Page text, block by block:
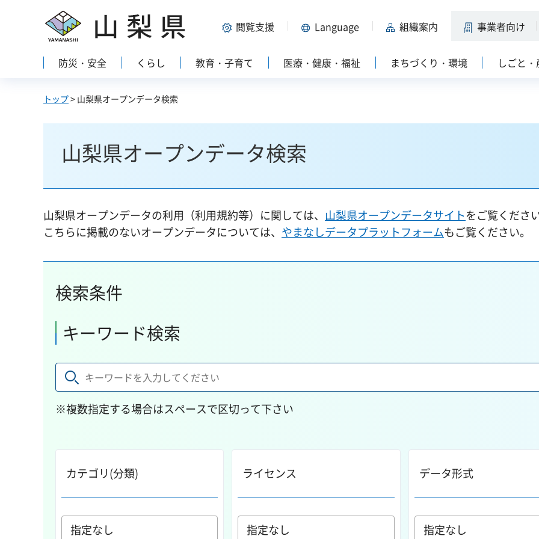
山梨県 閲覧支援 Language 組織案内 事業者向け
防災・安全 くらし 教育・子育て 医療・健康・福祉 まちづくり・環境 しごと
トップ> 山梨県オープンデータ検索
山梨県オープンデータ検索
山梨県オープンデータの利用（利用規約等）に関しては、 山梨県オープンデータサイトをご覧くださ
こちらに掲載のないオープンデータについては、 やまなしデータプラットフォームもご覧ください。
検索条件
キーワード検索
※複数指定する場合はスペースで区切って下さい
カテゴリ(分類) ライセンス データ形式